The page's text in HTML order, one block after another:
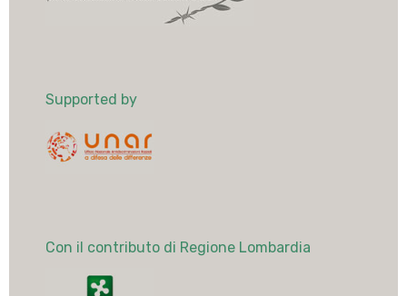
Supported by
Con il contributo di Regione Lombardia